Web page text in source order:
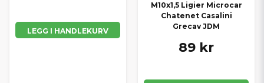
LEGG I HANDLEKURV
M10x1,5 Ligier Microcar
Chatenet Casalini
Grecav JDM
89 kr